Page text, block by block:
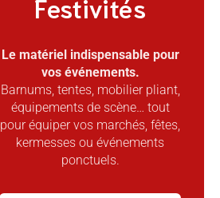
Festivités
Le matériel indispensable pour
vos événements.
Barnums, tentes, mobilier pliant,
équipements de scène… tout
pour équiper vos marchés, fêtes,
kermesses ou événements
ponctuels.